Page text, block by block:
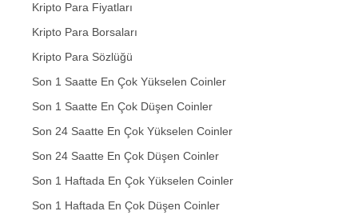
Kripto Para Fiyatları
Kripto Para Borsaları
Kripto Para Sözlüğü
Son 1 Saatte En Çok Yükselen Coinler
Son 1 Saatte En Çok Düşen Coinler
Son 24 Saatte En Çok Yükselen Coinler
Son 24 Saatte En Çok Düşen Coinler
Son 1 Haftada En Çok Yükselen Coinler
Son 1 Haftada En Çok Düşen Coinler